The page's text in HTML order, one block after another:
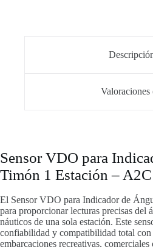
Valoraciones
Sensor VDO para
Timón 1 Estación –
El Sensor VDO para Indicador de
para proporcionar lecturas precisas del
náuticos de una sola estación. Este
confiabilidad y compatibilidad total
embarcaciones recreativas, comerciales